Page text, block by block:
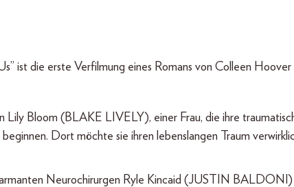
ist die erste Verfilmung eines Romans von Colleen
Lily Bloom (BLAKE LIVELY), einer Frau, die ihre
Dort möchte sie ihren lebenslangen Traum
Neurochirurgen Ryle Kincaid (JUSTIN BALDONI)